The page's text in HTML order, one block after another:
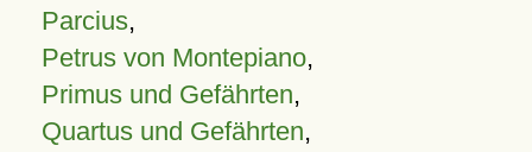
Parcius,
Petrus von Montepiano,
Primus und Gefährten,
Quartus und Gefährten,